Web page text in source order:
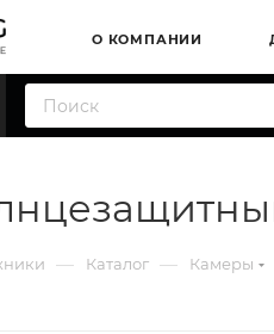
О КОМПАНИИ
— Каталог — Камеры